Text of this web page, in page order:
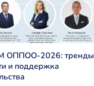
тренды
и поддержка